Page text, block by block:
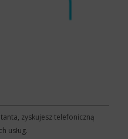
zyskujesz telefoniczną
usług.